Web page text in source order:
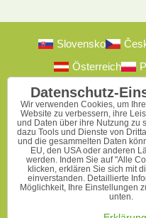
Slovensko
Österreich
2009-2026 © Bomba
Diese Seite ist durch
Datenschutzbestimmungena
Datenschutz-
Wir verwenden Cookies, um
Website zu verbessern, ihre
und Daten über ihre Nutzung zu
dazu Tools und Dienste von
und die gesammelten Daten
EU, den USA oder anderen
werden. Indem Sie auf "Alle
klicken, erklären Sie sich mit
einverstanden. Detaillierte
Möglichkeit, Ihre Einstellungen
unten.